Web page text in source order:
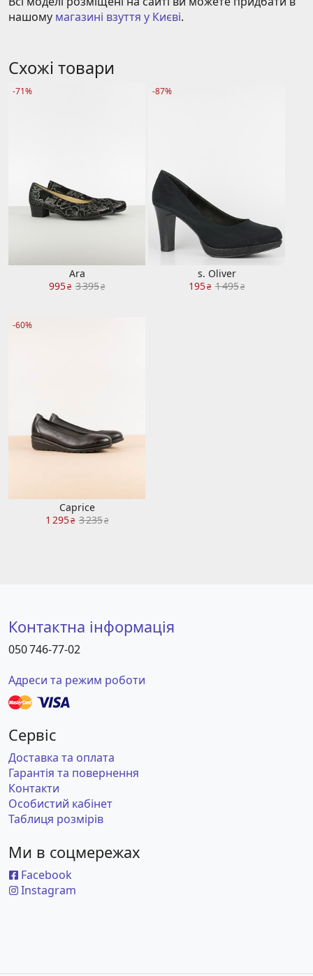
нашому магазині взуття у Києві.
Схожі товари
-71%
Ara
995₴ 3 395₴
-87%
s. Oliver
195₴ 1 495₴
-60%
Caprice
1 295₴ 3 235₴
Контактна інформація
050 746-77-02
Адреси та режим роботи
Сервіс
Доставка та оплата
Гарантія та повернення
Контакти
Особистий кабінет
Таблиця розмірів
Ми в соцмережах
Facebook
Instagram